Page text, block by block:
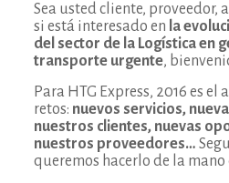
Sea usted cliente, proveedor,
si está interesado en la
del sector de la Logística en
transporte urgente,
Para HTG Express, 2016 es el
retos: nuevos servicios,
nuestros clientes, nuevas
nuestros proveedores…
queremos hacerlo de la mano